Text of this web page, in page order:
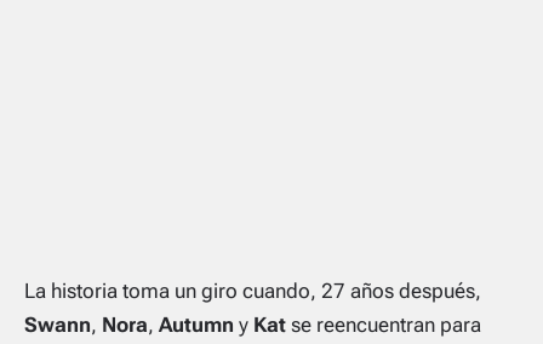
La historia toma un giro cuando, 27 años después,
Swann, Nora, Autumn y Kat se reencuentran para